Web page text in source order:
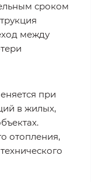
сроком
между
при
в жилых,
отопления,